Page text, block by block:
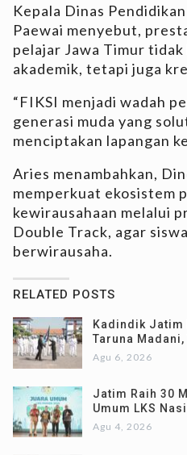
Kepala Dinas
Paewai menyebut,
pelajar Jawa Timur tidak
akademik, tetapi juga
“FIKSI menjadi wadah
generasi muda yang
menciptakan lapangan
Aries menambahkan,
memperkuat ekosistem
kewirausahaan melalui
Double Track, agar
berwirausaha.
RELATED POSTS
Kadindik Jatim
Taruna
Agu 6, 2026
Jatim Raih 30
Umum LKS
Agu 4, 2026